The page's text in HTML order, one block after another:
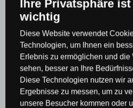
Frage
Ihre Privatsphäre
wichtig
Diese Website verwendet
Technologien, um Ihnen ein
Erlebnis zu ermöglichen und
sehen, besser an Ihre
Diese Technologien nutzen wir
Ergebnisse zu messen, um zu
unsere Besucher kommen oder